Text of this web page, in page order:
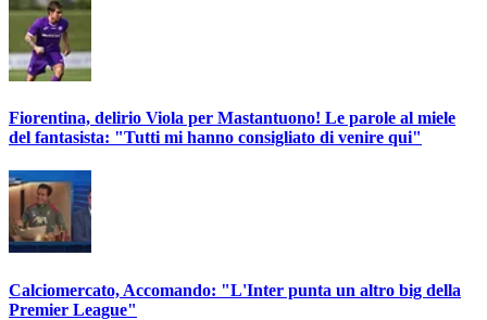
Fiorentina, delirio Viola per Mastantuono! Le parole al miele
del fantasista: "Tutti mi hanno consigliato di venire qui"
Calciomercato, Accomando: "L'Inter punta un altro big della
Premier League"